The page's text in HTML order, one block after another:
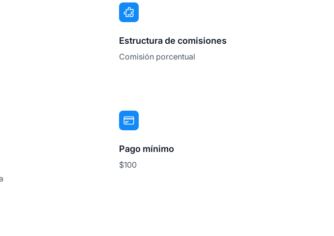
Estructura de comisiones
Comisión porcentual
Pago mínimo
$100